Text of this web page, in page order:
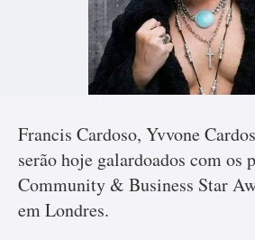
Francis Cardoso, Yvvone
serão hoje galardoados com os
Community & Business Star
em Londres.